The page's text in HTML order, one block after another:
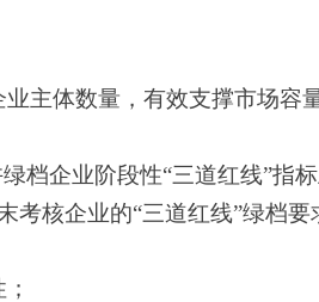
主体数量，有效支撑市场容
档企业阶段性“三道红线”指
核企业的“三道红线”绿档要